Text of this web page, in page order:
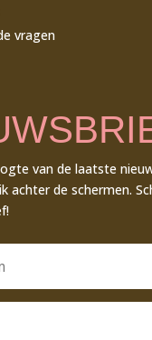
vragen
van de laatste
achter de schermen.